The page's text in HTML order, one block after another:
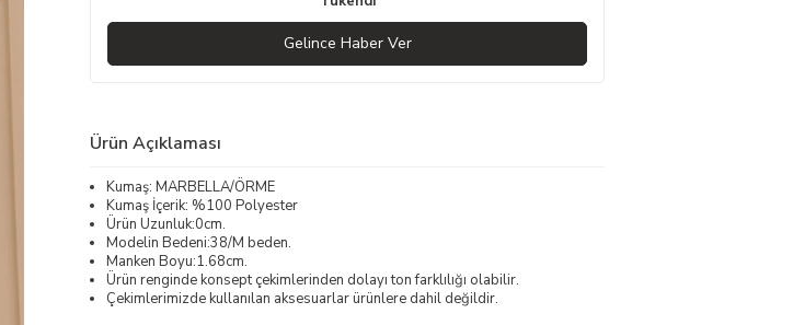
Gelince Haber Ver
Ürün Açıklaması
Kumaş: MARBELLA/ÖRME
Kumaş İçerik: %100 Polyester
Ürün Uzunluk:0cm.
Modelin Bedeni:38/M beden.
Manken Boyu:1.68cm.
Ürün renginde konsept çekimlerinden dolayı ton farklılığı olabilir.
Çekimlerimizde kullanılan aksesuarlar ürünlere dahil değildir.